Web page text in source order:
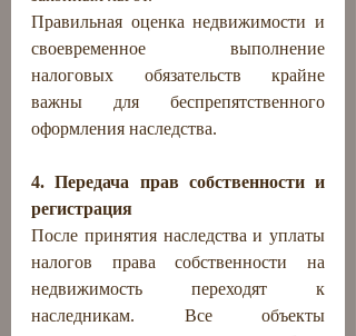
Правильная оценка недвижимости и
своевременное выполнение
налоговых обязательств крайне
важны для беспрепятственного
оформления наследства.
4. Передача прав собственности и
регистрация
После принятия наследства и уплаты
налогов права собственности на
недвижимость переходят к
наследникам. Все объекты